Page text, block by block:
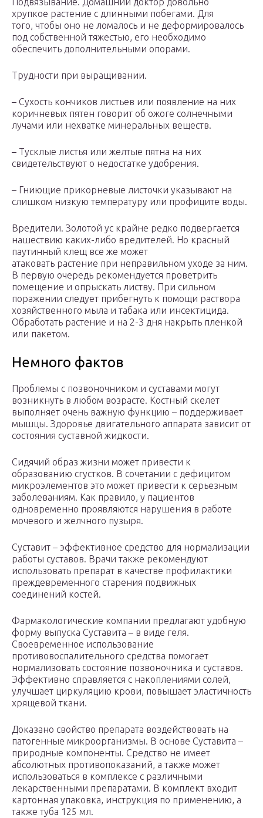
хрупкое растение с длинными побегами. Для
того, чтобы оно не ломалось и не деформировалось
под собственной тяжестью, его необходимо
обеспечить дополнительными опорами.
Трудности при выращивании.
– Сухость кончиков листьев или появление на них
коричневых пятен говорит об ожоге солнечными
лучами или нехватке минеральных веществ.
– Тусклые листья или желтые пятна на них
свидетельствуют о недостатке удобрения.
– Гниющие прикорневые листочки указывают на
слишком низкую температуру или профиците воды.
Вредители. Золотой ус крайне редко подвергается
нашествию каких-либо вредителей. Но красный
паутинный клещ все же может
атаковать растение при неправильном уходе за ним.
В первую очередь рекомендуется проветрить
помещение и опрыскать листву. При сильном
поражении следует прибегнуть к помощи раствора
хозяйственного мыла и табака или инсектицида.
Обработать растение и на 2-3 дня накрыть пленкой
или пакетом.
Немного фактов
Проблемы с позвоночником и суставами могут
возникнуть в любом возрасте. Костный скелет
выполняет очень важную функцию – поддерживает
мышцы. Здоровье двигательного аппарата зависит от
состояния суставной жидкости.
Сидячий образ жизни может привести к
образованию сгустков. В сочетании с дефицитом
микроэлементов это может привести к серьезным
заболеваниям. Как правило, у пациентов
одновременно проявляются нарушения в работе
мочевого и желчного пузыря.
Суставит – эффективное средство для нормализации
работы суставов. Врачи также рекомендуют
использовать препарат в качестве профилактики
преждевременного старения подвижных
соединений костей.
Фармакологические компании предлагают удобную
форму выпуска Суставита – в виде геля.
Своевременное использование
противовоспалительного средства помогает
нормализовать состояние позвоночника и суставов.
Эффективно справляется с накоплениями солей,
улучшает циркуляцию крови, повышает эластичность
хрящевой ткани.
Доказано свойство препарата воздействовать на
патогенные микроорганизмы. В основе Суставита –
природные компоненты. Средство не имеет
абсолютных противопоказаний, а также может
использоваться в комплексе с различными
лекарственными препаратами. В комплект входит
картонная упаковка, инструкция по применению, а
также туба 125 мл.